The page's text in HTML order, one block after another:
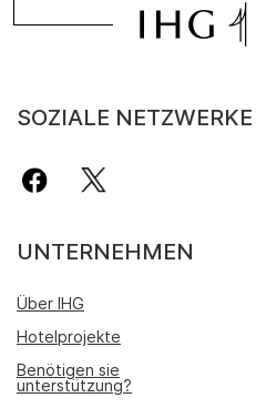
SOZIALE NETZWERKE
UNTERNEHMEN
Über IHG
Hotelprojekte
Benötigen sie
unterstützung?